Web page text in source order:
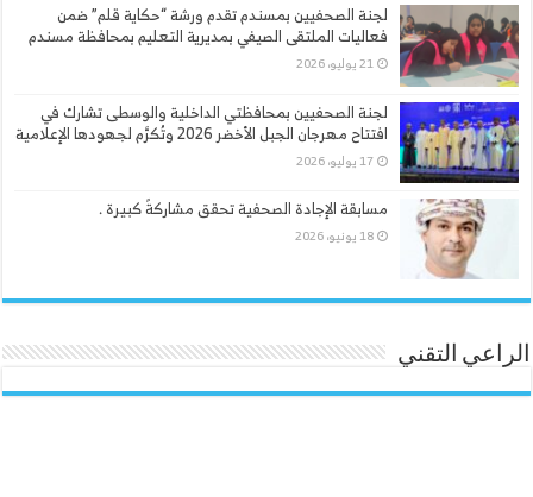
لجنة الصحفيين بمسندم تقدم ورشة “حكاية قلم” ضمن
فعاليات الملتقى الصيفي بمديرية التعليم بمحافظة مسندم
21 يوليو، 2026
لجنة الصحفيين بمحافظتي الداخلية والوسطى تشارك في
افتتاح مهرجان الجبل الأخضر 2026 وتُكرَّم لجهودها الإعلامية
17 يوليو، 2026
مسابقة الإجادة الصحفية تحقق مشاركةً كبيرة .
18 يونيو، 2026
الراعي التقني